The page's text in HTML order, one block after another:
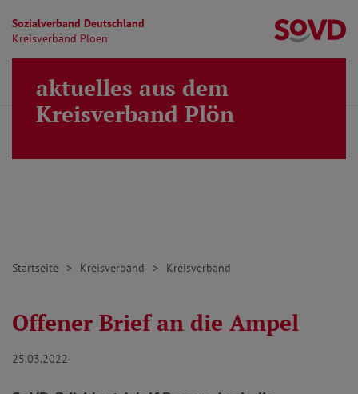
Sozialverband Deutschland
Kreisverband Ploen
Direkt zu den Inhalten springen
MENÜ
aktuelles aus dem
Kreisverband Plön
Startseite Kreisverband Kreisverband
Offener Brief an die Ampel
25.03.2022